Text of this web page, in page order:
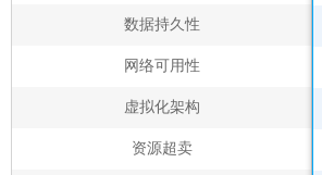
数据持久性
网络可用性
虚拟化架构
资源超卖